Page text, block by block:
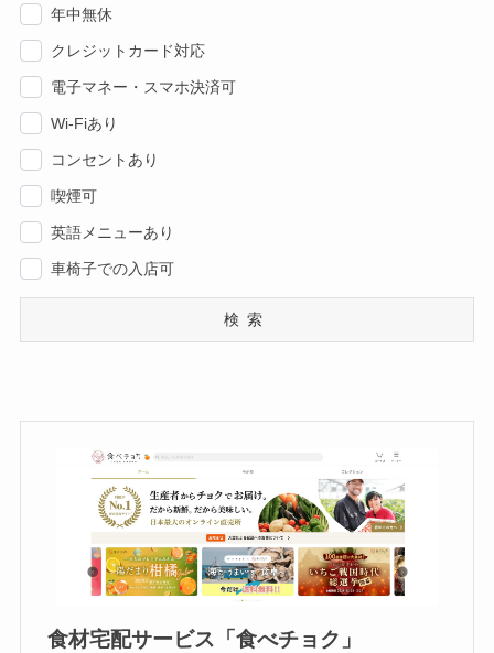
年中無休
クレジットカード対応
電子マネー・スマホ決済可
Wi-Fiあり
コンセントあり
喫煙可
英語メニューあり
車椅子での入店可
検索
食材宅配サービス「食べチョク」